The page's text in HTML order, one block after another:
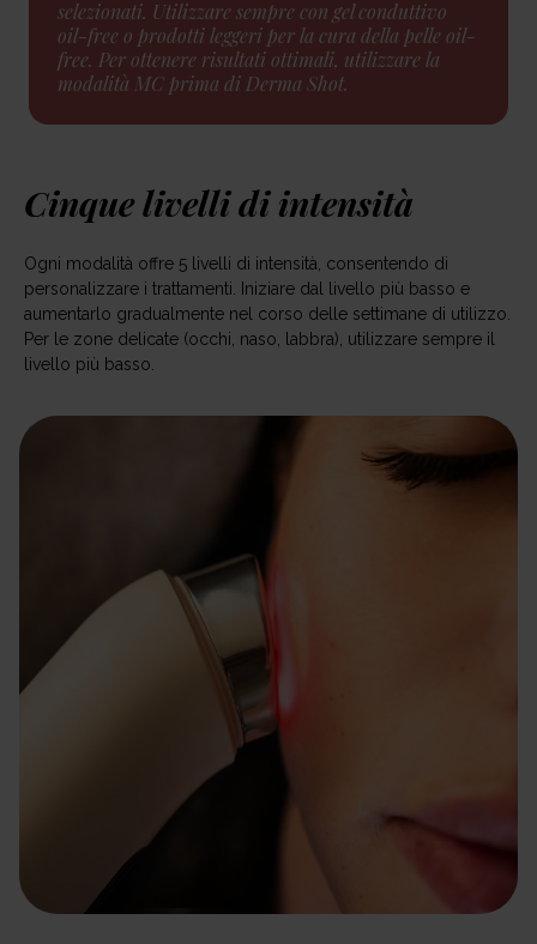
selezionati. Utilizzare sempre con gel conduttivo
oil-free o prodotti leggeri per la cura della pelle oil-
free. Per ottenere risultati ottimali, utilizzare la
modalità MC prima di Derma Shot.
Cinque livelli di intensità
Ogni modalità offre 5 livelli di intensità, consentendo di
personalizzare i trattamenti. Iniziare dal livello più basso e
aumentarlo gradualmente nel corso delle settimane di utilizzo.
Per le zone delicate (occhi, naso, labbra), utilizzare sempre il
livello più basso.